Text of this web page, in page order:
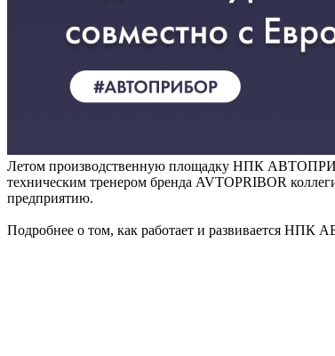
Летом производственную площадку НПК
техническим тренером бренда AVTOPRIBOR
предприятию.
Подробнее о том, как работает и развивается